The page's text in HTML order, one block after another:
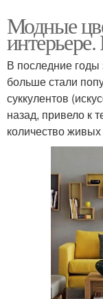
Модные
В последние
больше стали
суккулентов
назад, привело к
количество